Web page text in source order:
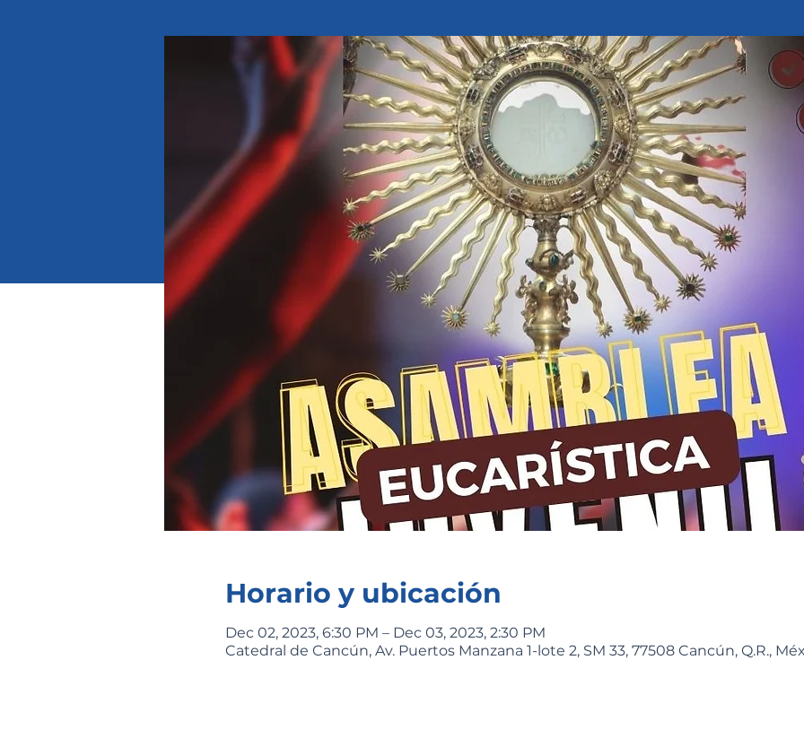
Horario y ubicación
Dec 02, 2023, 6:30 PM – Dec 03, 2023, 2:30 PM
Catedral de Cancún, Av. Puertos Manzana 1-lote 2, SM 33, 77508 Cancún, Q.R.,